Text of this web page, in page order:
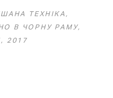
ТЕХНІКА,
В ЧОРНУ РАМУ,
2017